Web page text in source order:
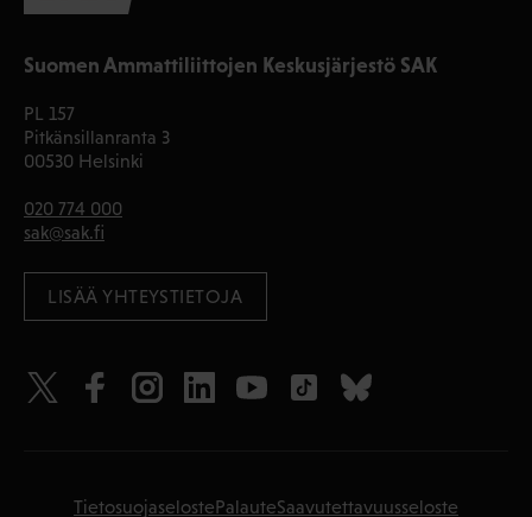
Suomen Ammattiliittojen Keskusjärjestö SAK
PL 157
Pitkänsillanranta 3
00530 Helsinki
020 774 000
sak@sak.fi
LISÄÄ YHTEYSTIETOJA
TietosuojaselostePalauteSaavutettavuusseloste